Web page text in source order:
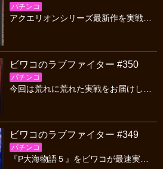
パチンコ
アクエリオンシリーズ最新作を実戦！3000個からRUSHがスタートし、1500個がループする！？破壊力のあるスペックで敗北続きのビワコは勝利できるのか！？
ビワコのラブファイター #350
パチンコ
ビワコのラブファイター #349
パチンコ